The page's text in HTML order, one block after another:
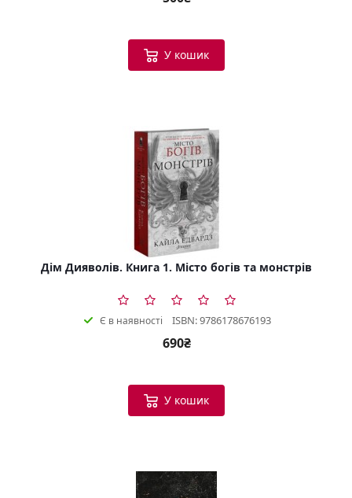
У кошик
Дім Дияволів. Книга 1. Місто богів та монстрів
Є в наявності ISBN: 9786178676193
690₴
У кошик